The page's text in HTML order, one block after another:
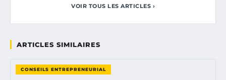
VOIR TOUS LES ARTICLES ›
ARTICLES SIMILAIRES
CONSEILS ENTREPRENEURIAL